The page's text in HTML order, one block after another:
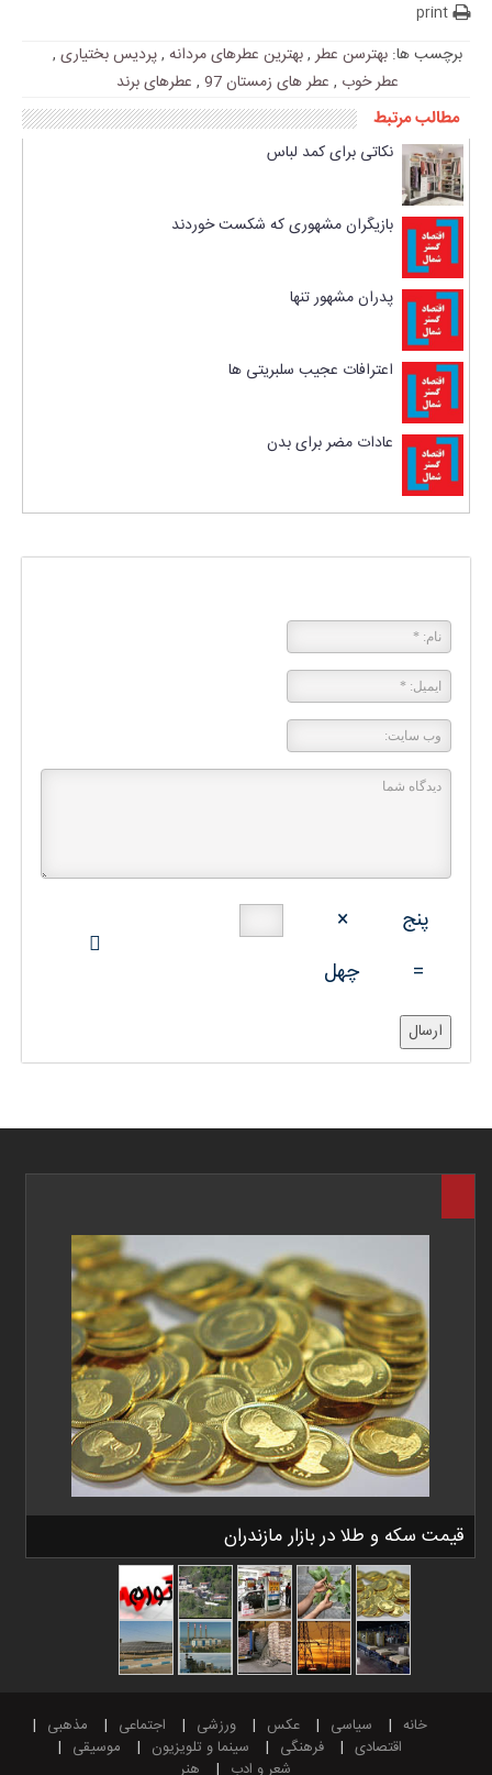
print
برچسب ها:بهترسن عطر,بهترین عطرهای مردانه ,پردیس بختیاری ,
عطر خوب , عطر های زمستان 97 , عطرهای برند
مطالب مرتبط
نکاتی برای کمد لباس
بازیگران مشهوری که شکست خوردند
پدران مشهور تنها
اعترافات عجیب سلبریتی ها
عادات مضر برای بدن
پنج
×
=
چهل
ارسال
قیمت سکه و طلا در بازار مازندران
خانه سیاسی عکس ورزشی اجتماعی
مذهبی
اقتصادی
فرهنگی سینما و تلویزیون
موسیقی
شعر و ادب
هنر